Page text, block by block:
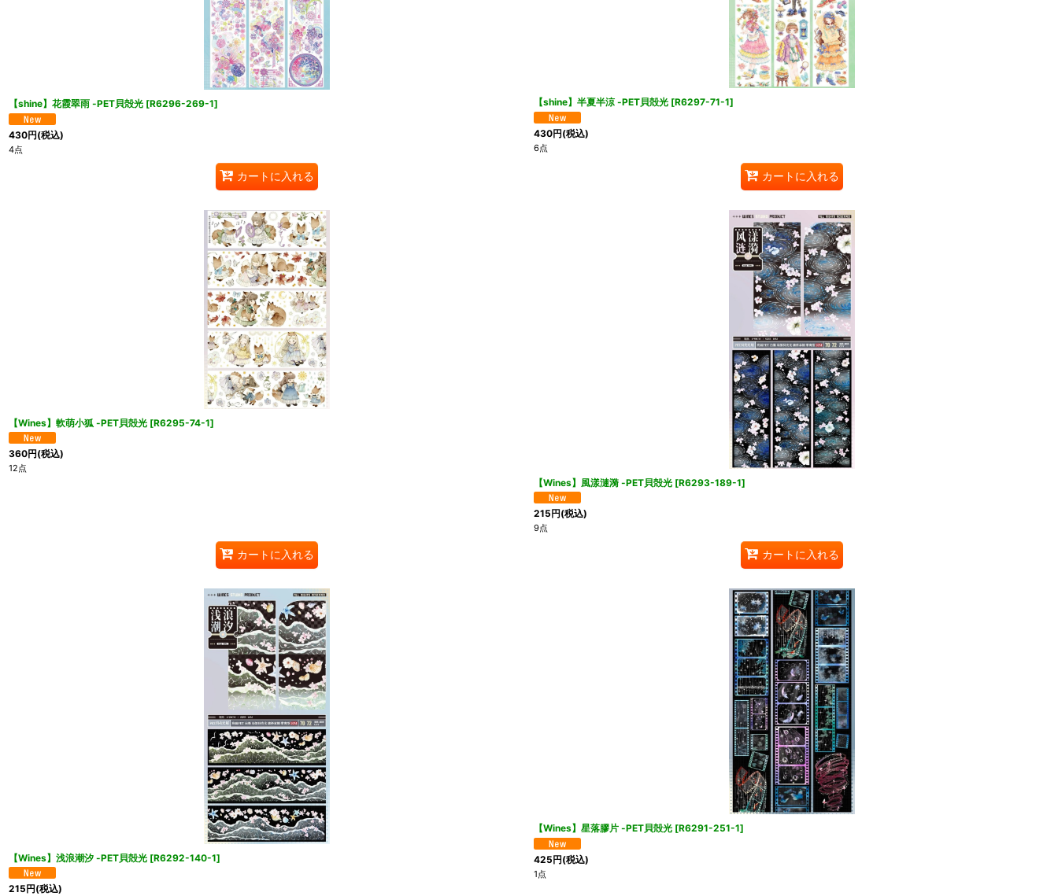
【shine】花霞翠雨 -PET貝殻光 [R6296-269-1]
430円(税込)
4点
カートに入れる
【shine】半夏半涼 -PET貝殻光 [R6297-71-1]
430円(税込)
6点
カートに入れる
【Wines】軟萌小狐 -PET貝殻光 [R6295-74-1]
360円(税込)
12点
カートに入れる
【Wines】風漾漣漪 -PET貝殻光 [R6293-189-1]
215円(税込)
9点
カートに入れる
【Wines】浅浪潮汐 -PET貝殻光 [R6292-140-1]
215円(税込)
【Wines】星落膠片 -PET貝殻光 [R6291-251-1]
425円(税込)
1点